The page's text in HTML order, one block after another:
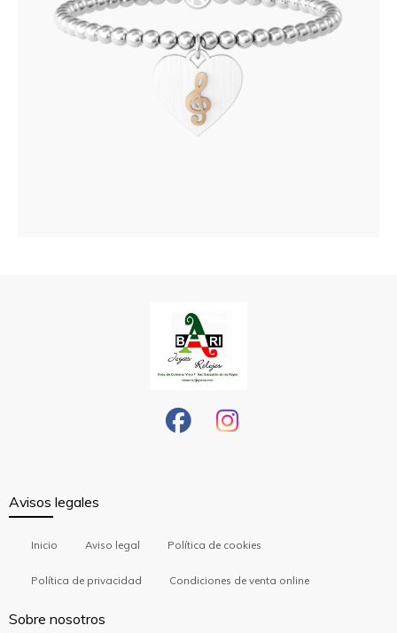
Avisos legales
Inicio Aviso legal Política de cookies
Política de privacidad Condiciones de venta online
Sobre nosotros